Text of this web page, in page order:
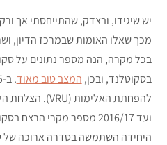
יש שיגידו, ובצדק, שהתייחסתי אך
מכך שאלו האומות שבמרכז הדיון,
בכל מקרה, הנה מספר נתונים על
בסקוטלנד, ובכן, המצב טוב מאוד
היחידה השתמשה בסדרה ארוכה של